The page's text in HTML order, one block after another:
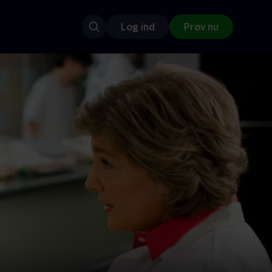
Log ind Prøv nu